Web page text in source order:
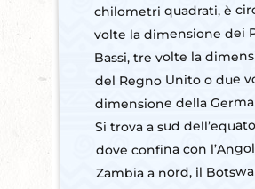
chilometri quadrati, è
volte la dimensione dei
Bassi, tre volte la
del Regno Unito o due
dimensione della
Si trova a sud
dove confina con
Zambia a nord, il